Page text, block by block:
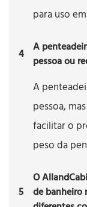
para uso
4 A
pessoa ou
A
pessoa,
facilitar o
peso da
5
O
de banheiro